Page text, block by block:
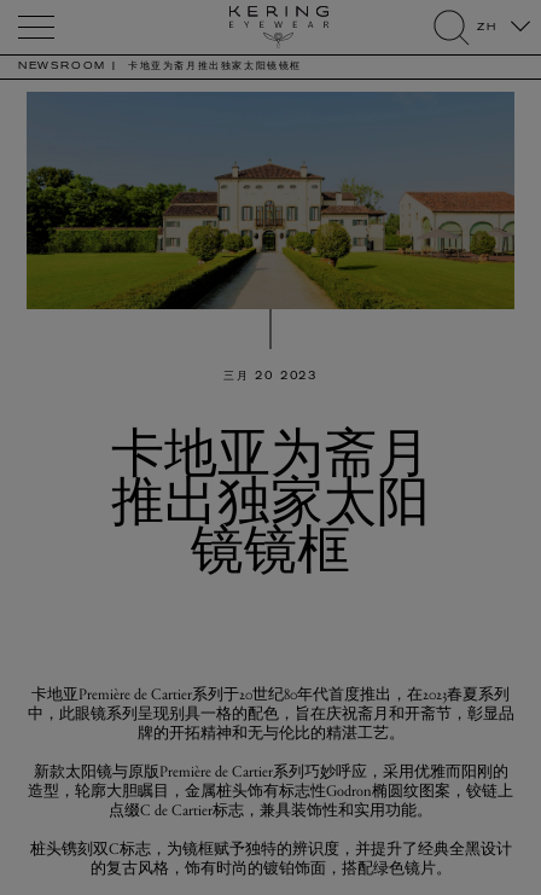
search
ZH
NEWSROOM 卡地亚为斋月推出独家太阳镜镜框
三月 20 2023
卡地亚为斋月
推出独家太阳
镜镜框
卡地亚Première de Cartier系列于20世纪80年代首度推出，在2023春夏系列
中，此眼镜系列呈现别具一格的配色，旨在庆祝斋月和开斋节，彰显品
牌的开拓精神和无与伦比的精湛工艺。
新款太阳镜与原版Première de Cartier系列巧妙呼应，采用优雅而阳刚的
造型，轮廓大胆瞩目，金属桩头饰有标志性Godron椭圆纹图案，铰链上
点缀C de Cartier标志，兼具装饰性和实用功能。
桩头镌刻双C标志，为镜框赋予独特的辨识度，并提升了经典全黑设计
的复古风格，饰有时尚的镀铂饰面，搭配绿色镜片。